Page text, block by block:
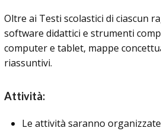
Oltre ai Testi scolastici di ciascun
software didattici e strumenti
computer e tablet, mappe
riassuntivi.
Attività:
Le attività saranno